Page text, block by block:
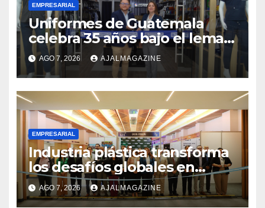
EMPRESARIAL
Uniformes de Guatemala
celebra 35 años bajo el lema
«Hechos para destacar» y
continúa su expansión
nacional
AGO 7, 2026 AJALMAGAZINE
EMPRESARIAL
Industria plástica transforma
los desafíos globales en
innovación y nuevas
oportunidades de negocio
AGO 7, 2026 AJALMAGAZINE